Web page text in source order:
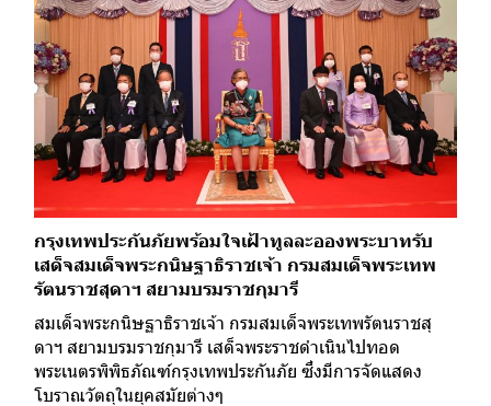
กรุงเทพประกันภัยพร้อมใจเฝ้าทูลละอองพระบาทรับ
เสด็จสมเด็จพระกนิษฐาธิราชเจ้า กรมสมเด็จพระเทพ
รัตนราชสุดาฯ สยามบรมราชกุมารี
สมเด็จพระกนิษฐาธิราชเจ้า กรมสมเด็จพระเทพรัตนราชสุ
ดาฯ สยามบรมราชกุมารี เสด็จพระราชดำเนินไปทอด
พระเนตรพิพิธภัณฑ์กรุงเทพประกันภัย ซึ่งมีการจัดแสดง
โบราณวัตถุในยุคสมัยต่างๆ